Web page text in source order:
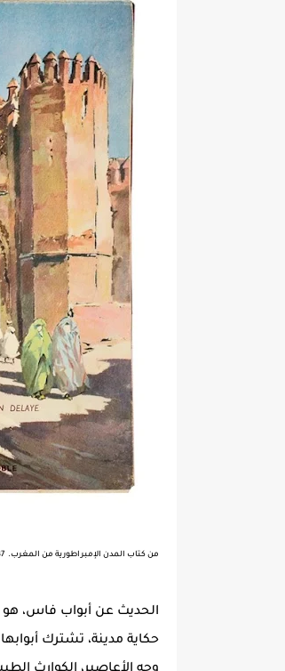
من كتاب المدن الإمبراطورية من المغرب. Théophile Jean Delaye -1937.
الحديث عن أبواب فاس، هو
حكاية مدينة، تشترك